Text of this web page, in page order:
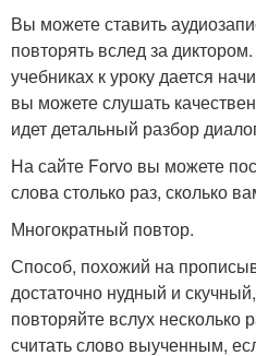
Вы можете ставить
повторять вслед за
учебниках к уроку дается
вы можете слушать
идет детальный разбор
На сайте Forvo вы можете
слова столько раз, сколько
Многократный повтор.
Способ, похожий на
достаточно нудный и
повторяйте вслух
считать слово выученным,